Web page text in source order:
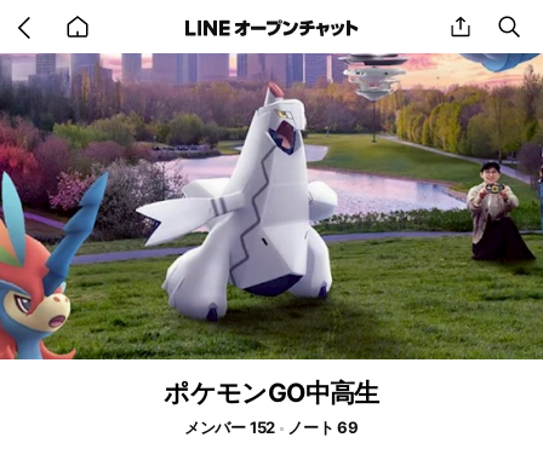
back
to
home
share
ポケモンGO中高生
メンバー 152
ノート 69